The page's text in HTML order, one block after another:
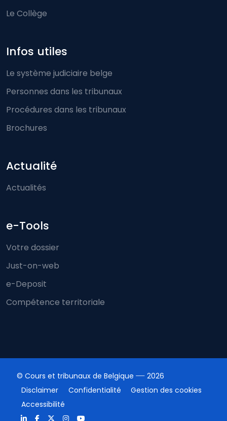
Le Collège
Infos utiles
Le système judiciaire belge
Personnes dans les tribunaux
Procédures dans les tribunaux
Brochures
Actualité
Actualités
e-Tools
Votre dossier
Just-on-web
e-Deposit
Compétence territoriale
© Cours et tribunaux de Belgique
2026
Disclaimer
Confidentialité
Gestion des cookies
Accessibilité